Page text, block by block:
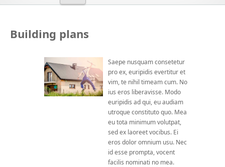
Building plans
Saepe nusquam consetetur
pro ex, euripidis evertitur et
vim, te nihil timeam cum. No
ius eros liberavisse. Modo
euripidis ad qui, eu audiam
utroque constituto quo. Mea
eu tota minimum volutpat,
sed ex laoreet vocibus. Ei
eros dolor omnium usu. Nec
id esse prompta, vocent
facilis nominati no mea.